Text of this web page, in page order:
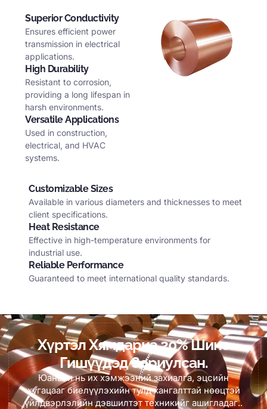
Superior Conductivity
Ensures efficient power
transmission in electrical
applications.
High Durability
Resistant to corrosion,
providing a long lifespan in
harsh environments.
Versatile Applications
Used in construction,
electrical, and HVAC
systems.
Customizable Sizes
Available in various diameters and thicknesses to meet
client specifications.
Heat Resistance
Effective in high-temperature environments for
industrial use.
Reliable Performance
Guaranteed to meet international quality standards.
Хүртэл Хямдарна 20% Шинэ
Гишүүдэд Зориулсан.
Юаньчи нь их хэмжээний захиалга, эцсийн
хугацааг биелүүлэхийн тулд хангалттай нөөцтэй
үйлдвэрлэлийн дэвшилтэт техникийг ашигладаг..